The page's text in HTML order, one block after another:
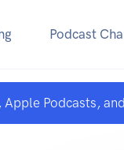
Podcast
Podcasts,